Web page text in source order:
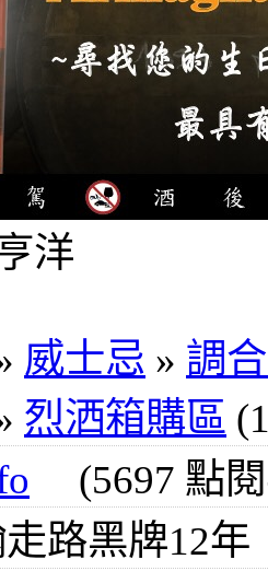
洋
威士忌 » 調
烈洒箱購區
(5697 點
路黑牌12年